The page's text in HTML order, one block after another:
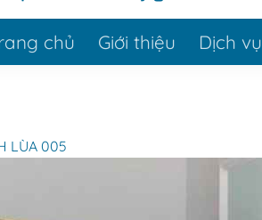
chủ Giới thiệu Dịch vụ
LÙA 005